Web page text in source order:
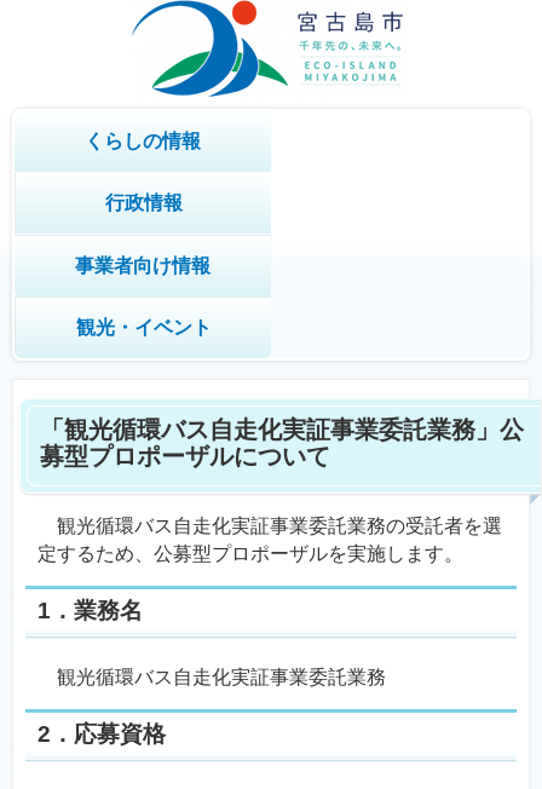
くらしの情報
行政情報
事業者向け情報
観光・イベント
「観光循環バス自走化実証事業委託業務」公
募型プロポーザルについて
観光循環バス自走化実証事業委託業務の受託者を選
定するため、公募型プロポーザルを実施します。
1．業務名
観光循環バス自走化実証事業委託業務
2．応募資格